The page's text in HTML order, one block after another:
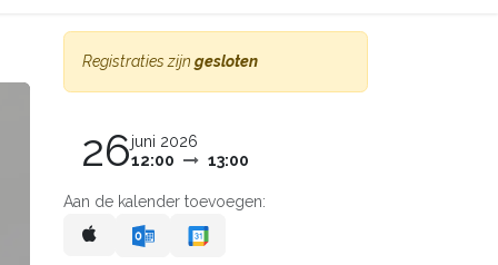
Registraties zijn gesloten
26juni 2026
12:00
13:00
Aan de kalender toevoegen: